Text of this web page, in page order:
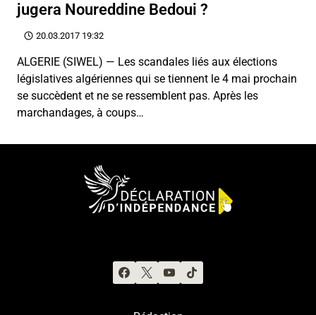
jugera Noureddine Bedoui ?
20.03.2017 19:32
ALGERIE (SIWEL) — Les scandales liés aux élections
législatives algériennes qui se tiennent le 4 mai prochain
se succèdent et ne se ressemblent pas. Après les
marchandages, à coups…